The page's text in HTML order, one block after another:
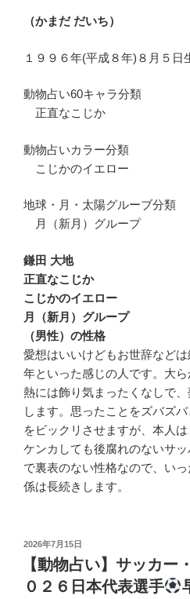
（かまだ だいち）
１９９６年(平成８年)８月５日
動物占い60キャラ分類
正直なこじか
動物占いカラー分類
こじかのイエロー
地球・月・太陽グルーブ分類
月（新月）グループ
鎌田 大地
正直なこじか
こじかのイエロー
月（新月）グループ
（男性）の性格
愛想はいいけどもお世辞など
年といった感じの人です。大
熱には飾り気まったくなしで
します。思ったことをズバズ
をビックリさせますが、本人は
ケンカしても後腐れのないサ
で裏表のない性格なので、い
係は長続きします。
投
日:
2026年7月15日
【動物占い】サッカー
０２６日本代表選手